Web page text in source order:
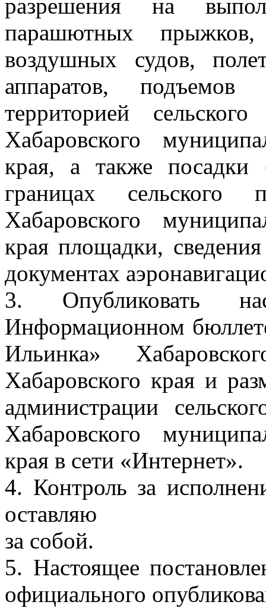
разрешения на
парашютных прыжков,
воздушных судов,
аппаратов, подъемов
территорией
Хабаровского
края, а также посадки
границах сельского
Хабаровского
края площадки,
документах
3. Опубликовать
Информационном
Ильинка»
Хабаровского края и
администрации
Хабаровского
края в сети «Интернет».
4. Контроль за
оставляю
за собой.
5. Настоящее
официального